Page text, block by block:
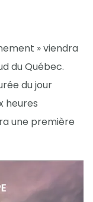
» viendra
du Québec.
du jour
heures
une première